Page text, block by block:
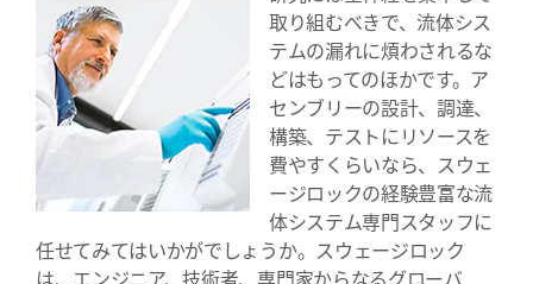
取り組むべきで、流体シス
テムの漏れに煩わされるな
どはもってのほかです。ア
センブリーの設計、調達、
構築、テストにリソースを
費やすくらいなら、スウェ
ージロックの経験豊富な流
体システム専門スタッフに
任せてみてはいかがでしょうか。スウェージロック
は、エンジニア、技術者、専門家からなるグローバ